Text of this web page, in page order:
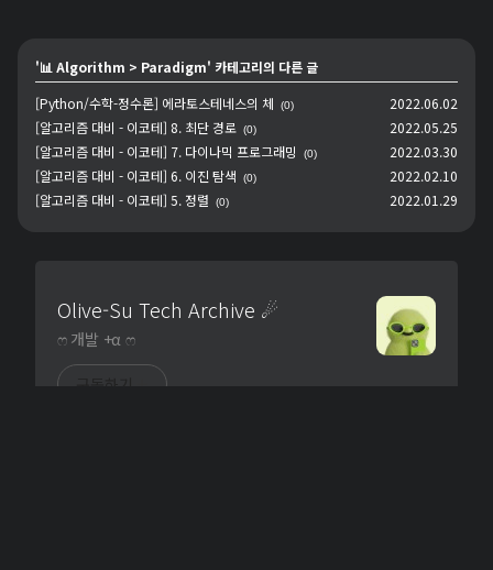
'📊 Algorithm > Paradigm' 카테고리의 다른 글
[Python/수학-정수론] 에라토스테네스의 체
(0)
2022.06.02
[알고리즘 대비 - 이코테] 8. 최단 경로 (0)
2022.05.25
[알고리즘 대비 - 이코테] 7. 다이나믹 프로그래밍
(0)
2022.03.30
[알고리즘 대비 - 이코테] 6. 이진 탐색
(0)
2022.02.10
[알고리즘 대비 - 이코테] 5. 정렬
(0) 2022.01.29
Olive-Su Tech Archive ☄︎
ෆ 개발 +α ෆ